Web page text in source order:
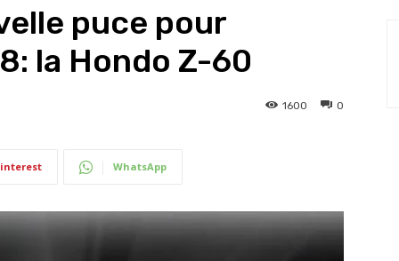
puce pour
la Hondo Z-60
0
1600
WhatsApp